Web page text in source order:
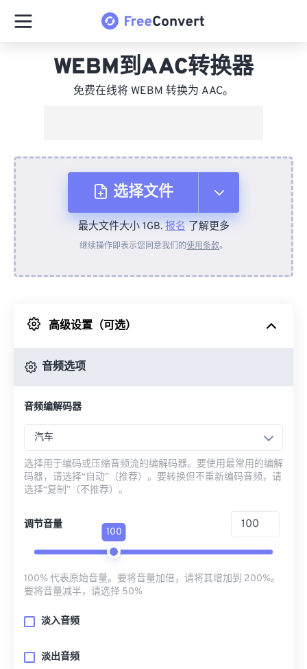
WEBM到AAC转换器
免费在线将 WEBM 转换为 AAC。
选择文件
从设备
来自 Google Drive
最大文件大小 1GB.报名了解更多
继续操作即表示您同意我们的使用条款。
高级设置（可选）
音频选项
音频编解码器
汽车
选择用于编码或压缩音频流的编解码器。要使用最常用的编解
码器，请选择“自动”（推荐）。要转换但不重新编码音频，请
选择“复制”（不推荐）。
调节音量
100
100% 代表原始音量。要将音量加倍，请将其增加到 200%。
要将音量减半，请选择 50%
淡入音频
淡出音频